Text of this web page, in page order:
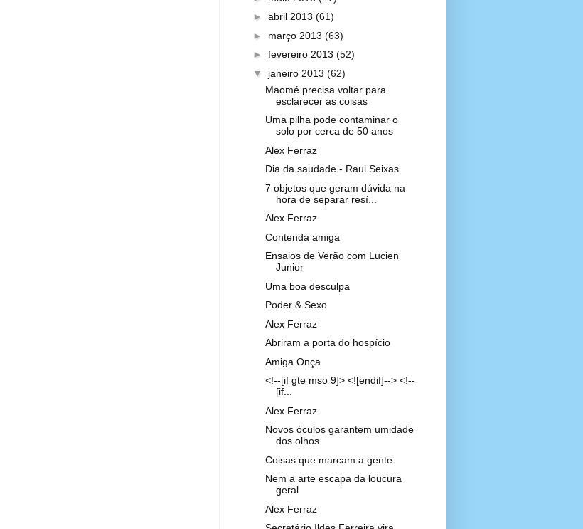
► abril 2013 (61)
► março 2013 (63)
► fevereiro 2013 (52)
▼ janeiro 2013 (62)
Maomé precisa voltar para
esclarecer as coisas
Uma pilha pode contaminar o
solo por cerca de 50 anos
Alex Ferraz
Dia da saudade - Raul Seixas
7 objetos que geram dúvida na
hora de separar resí...
Alex Ferraz
Contenda amiga
Ensaios de Verão com Lucien
Junior
Uma boa desculpa
Poder & Sexo
Alex Ferraz
Abriram a porta do hospício
Amiga Onça
<!--[if gte mso 9]> <![endif]--> <!--
[if...
Alex Ferraz
Novos óculos garantem umidade
dos olhos
Coisas que marcam a gente
Nem a arte escapa da loucura
geral
Alex Ferraz